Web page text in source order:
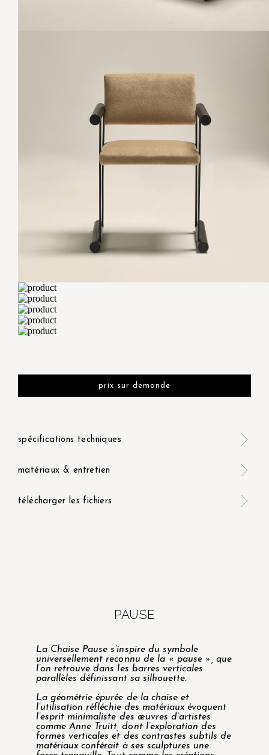
prix sur demande
spécifications techniques
matériaux & entretien
télécharger les fichiers
PAUSE
La Chaise Pause s’inspire du symbole
universellement reconnu de la « pause », que
l’on retrouve dans les barres verticales
parallèles définissant sa silhouette.
La géométrie épurée de la chaise et
l’utilisation réfléchie des matériaux évoquent
l’esprit minimaliste des œuvres d’artistes
comme Anne Truitt, dont l’exploration des
formes verticales et des contrastes subtils de
matériaux conférait à ses sculptures une